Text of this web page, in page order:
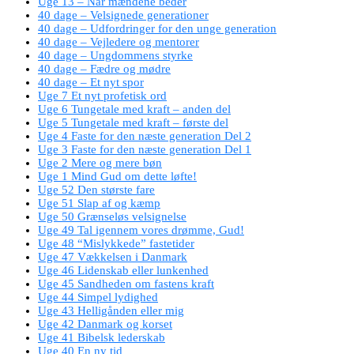
40 dage – Velsignede generationer
40 dage – Udfordringer for den unge generation
40 dage – Vejledere og mentorer
40 dage – Ungdommens styrke
40 dage – Fædre og mødre
40 dage – Et nyt spor
Uge 7 Et nyt profetisk ord
Uge 6 Tungetale med kraft – anden del
Uge 5 Tungetale med kraft – første del
Uge 4 Faste for den næste generation Del 2
Uge 3 Faste for den næste generation Del 1
Uge 2 Mere og mere bøn
Uge 1 Mind Gud om dette løfte!
Uge 52 Den største fare
Uge 51 Slap af og kæmp
Uge 50 Grænseløs velsignelse
Uge 49 Tal igennem vores drømme, Gud!
Uge 48 “Mislykkede” fastetider
Uge 47 Vækkelsen i Danmark
Uge 46 Lidenskab eller lunkenhed
Uge 45 Sandheden om fastens kraft
Uge 44 Simpel lydighed
Uge 43 Helligånden eller mig
Uge 42 Danmark og korset
Uge 41 Bibelsk lederskab
Uge 40 En ny tid